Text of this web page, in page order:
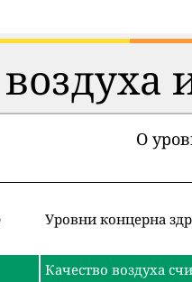
О
Уровни концерна
Качество воздуха